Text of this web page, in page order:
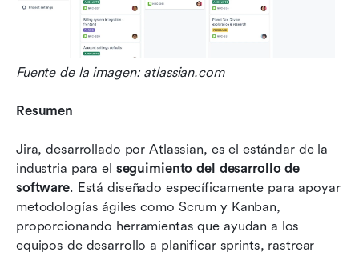
Fuente de la imagen: atlassian.com
Resumen
Jira, desarrollado por Atlassian, es el estándar de la
industria para el seguimiento del desarrollo de
software. Está diseñado específicamente para apoyar
metodologías ágiles como Scrum y Kanban,
proporcionando herramientas que ayudan a los
equipos de desarrollo a planificar sprints, rastrear